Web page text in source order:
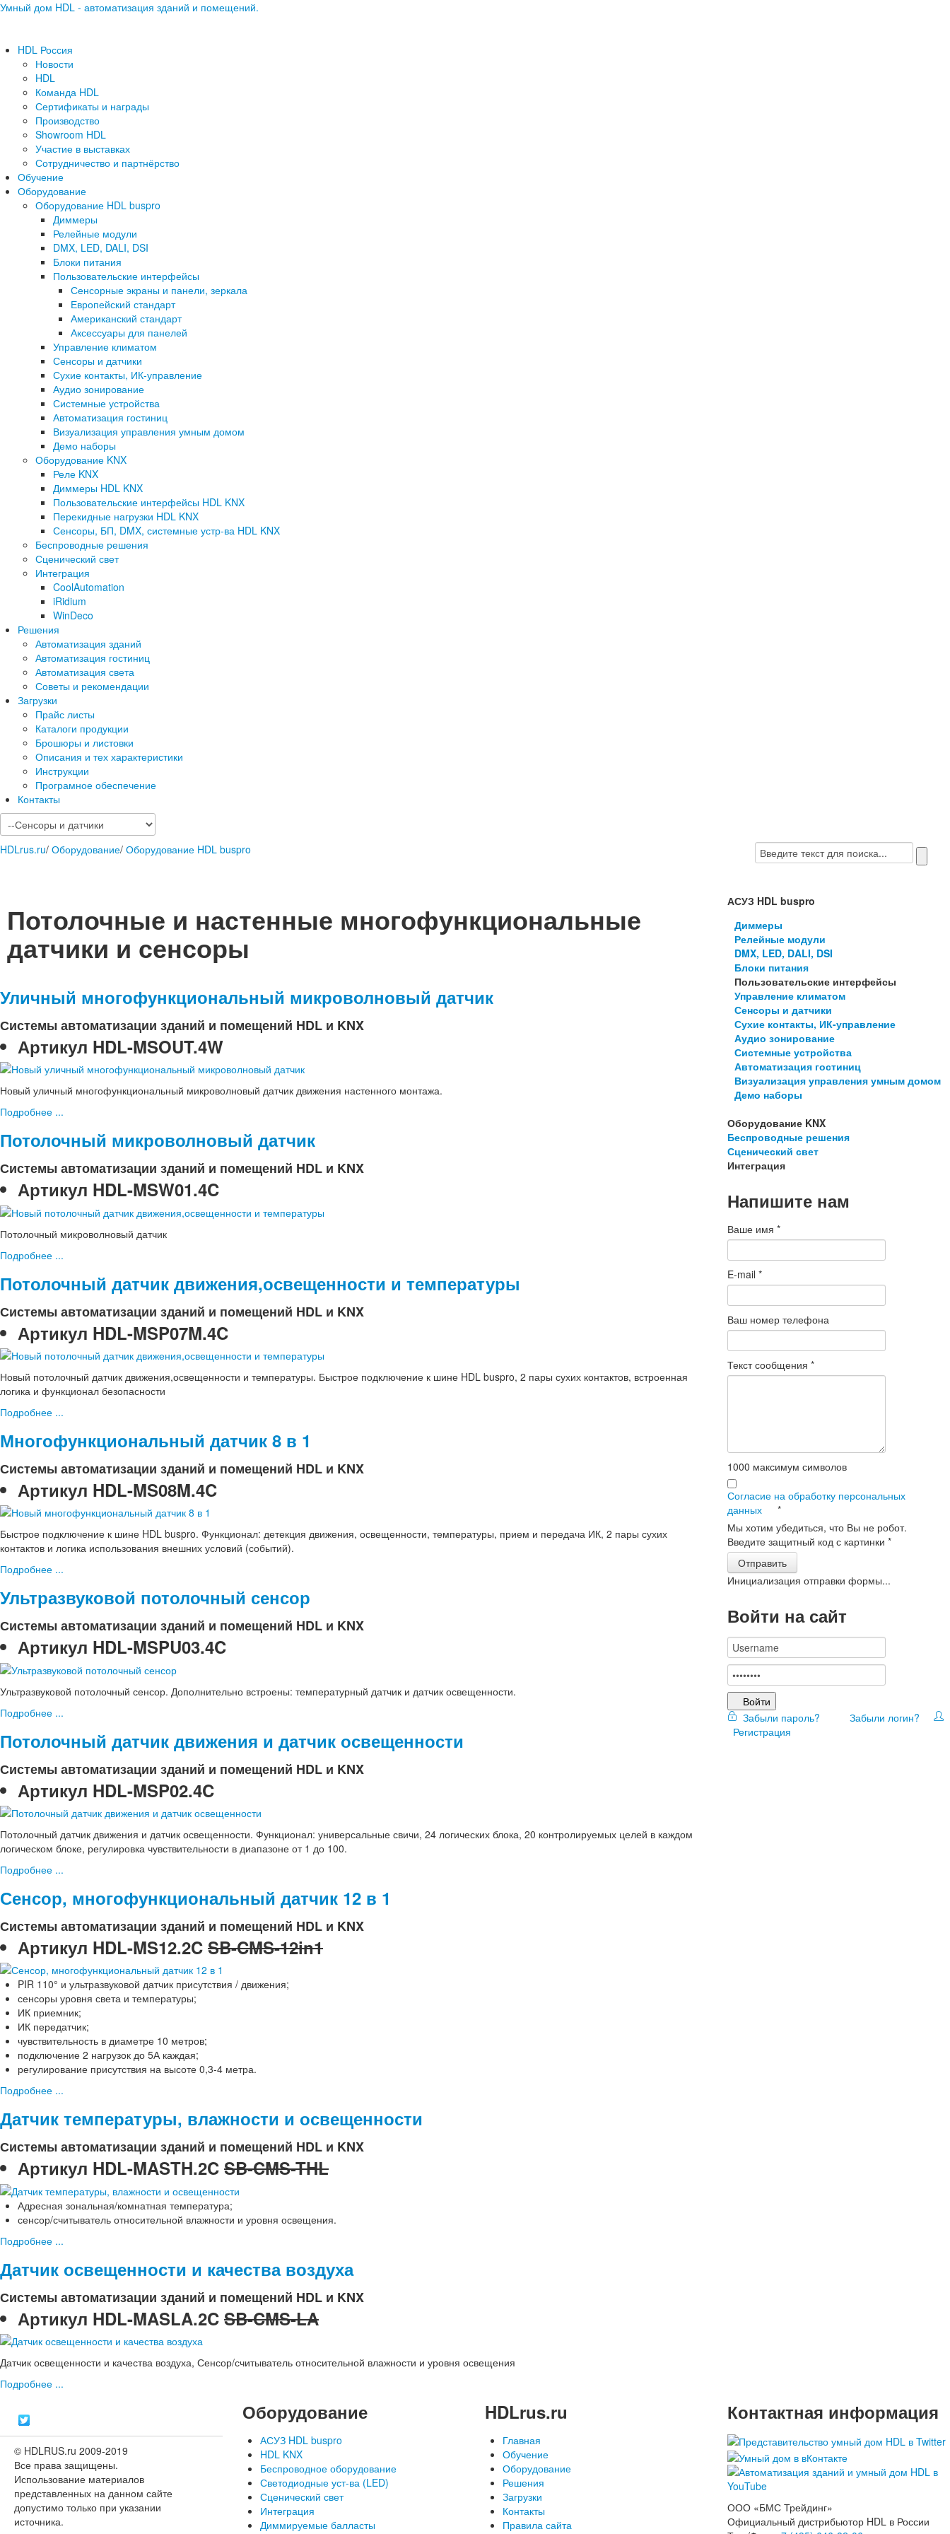
Умный дом HDL - автоматизация зданий и помещений.
HDL Россия
Новости
HDL
Команда HDL
Сертификаты и награды
Производство
Showroom HDL
Участие в выставках
Сотрудничество и партнёрство
Обучение
Оборудование
Оборудование HDL buspro
Диммеры
Релейные модули
DMX, LED, DALI, DSI
Блоки питания
Пользовательские интерфейсы
Сенсорные экраны и панели, зеркала
Европейский стандарт
Американский стандарт
Аксессуары для панелей
Управление климатом
Сенсоры и датчики
Сухие контакты, ИК-управление
Аудио зонирование
Системные устройства
Автоматизация гостиниц
Визуализация управления умным домом
Демо наборы
Оборудование KNX
Реле KNX
Диммеры HDL KNX
Пользовательские интерфейсы HDL KNX
Перекидные нагрузки HDL KNX
Сенсоры, БП, DMX, системные устр-ва HDL KNX
Беспроводные решения
Сценический свет
Интеграция
CoolAutomation
iRidium
WinDeco
Решения
Автоматизация зданий
Автоматизация гостиниц
Автоматизация света
Советы и рекомендации
Загрузки
Прайс листы
Каталоги продукции
Брошюры и листовки
Описания и тех характеристики
Инструкции
Програмное обеспечение
Контакты
HDLrus.ru/ Оборудование/ Оборудование HDL buspro
Потолочные и настенные многофункциональные
датчики и сенсоры
Уличный многофункциональный микроволновый датчик
Системы автоматизации зданий и помещений HDL и KNX
Артикул HDL-MSOUT.4W
Новый уличный многофункциональный микроволновый датчик движения настенного монтажа.
Подробнее ...
Потолочный микроволновый датчик
Системы автоматизации зданий и помещений HDL и KNX
Артикул HDL-MSW01.4C
Потолочный микроволновый датчик
Подробнее ...
Потолочный датчик движения,освещенности и температуры
Системы автоматизации зданий и помещений HDL и KNX
Артикул HDL-MSP07M.4C
Новый потолочный датчик движения,освещенности и температуры. Быстрое подключение к шине HDL buspro, 2 пары сухих контактов, встроенная
логика и функционал безопасности
Подробнее ...
Многофункциональный датчик 8 в 1
Системы автоматизации зданий и помещений HDL и KNX
Артикул HDL-MS08M.4C
Быстрое подключение к шине HDL buspro. Функционал: детекция движения, освещенности, температуры, прием и передача ИК, 2 пары сухих
контактов и логика использования внешних условий (событий).
Подробнее ...
Ультразвуковой потолочный сенсор
Системы автоматизации зданий и помещений HDL и KNX
Артикул HDL-MSPU03.4C
Ультразвуковой потолочный сенсор. Дополнительно встроены: температурный датчик и датчик освещенности.
Подробнее ...
Потолочный датчик движения и датчик освещенности
Системы автоматизации зданий и помещений HDL и KNX
Артикул HDL-MSP02.4C
Потолочный датчик движения и датчик освещенности. Функционал: универсальные свичи, 24 логических блока, 20 контролируемых целей в каждом
логическом блоке, регулировка чувствительности в диапазоне от 1 до 100.
Подробнее ...
Сенсор, многофункциональный датчик 12 в 1
Системы автоматизации зданий и помещений HDL и KNX
Артикул HDL-MS12.2C SB-CMS-12in1
PIR 110° и ультразвуковой датчик присутствия / движения;
сенсоры уровня света и температуры;
ИК приемник;
ИК передатчик;
чувствительность в диаметре 10 метров;
подключение 2 нагрузок до 5А каждая;
регулирование присутствия на высоте 0,3-4 метра.
Подробнее ...
Датчик температуры, влажности и освещенности
Системы автоматизации зданий и помещений HDL и KNX
Артикул HDL-MASTH.2C SB-CMS-THL
Адресная зональная/комнатная температура;
сенсор/считыватель относительной влажности и уровня освещения.
Подробнее ...
Датчик освещенности и качества воздуха
Системы автоматизации зданий и помещений HDL и KNX
Артикул HDL-MASLA.2C SB-CMS-LA
Датчик освещенности и качества воздуха, Сенсор/считыватель относительной влажности и уровня освещения
Подробнее ...
АСУЗ HDL buspro
Диммеры
Релейные модули
DMX, LED, DALI, DSI
Блоки питания
Пользовательские интерфейсы
Управление климатом
Сенсоры и датчики
Сухие контакты, ИК-управление
Аудио зонирование
Системные устройства
Автоматизация гостиниц
Визуализация управления умным домом
Демо наборы
Оборудование KNX
Беспроводные решения
Сценический свет
Интеграция
Напишите нам
Ваше имя*
E-mail*
Ваш номер телефона
Текст сообщения*
1000 максимум символов
Согласие на обработку персональных
данных
*
Мы хотим убедиться, что Вы не робот.
Введите защитный код с картинки*
Отправить
Инициализация отправки формы...
Войти на сайт
Войти
Забыли пароль?
Забыли логин?
Регистрация
© HDLRUS.ru 2009-2019
Все права защищены.
Использование материалов
представленных на данном сайте
допустимо только при указании
источника.
Оборудование
АСУЗ HDL buspro
HDL KNX
Беспроводное оборудование
Светодиодные уст-ва (LED)
Сценический свет
Интеграция
Диммируемые балласты
HDLrus.ru
Главная
Обучение
Оборудование
Решения
Загрузки
Контакты
Правила сайта
Контактная информация
ООО «БМС Трейдинг»
Официальный дистрибьютор HDL в России